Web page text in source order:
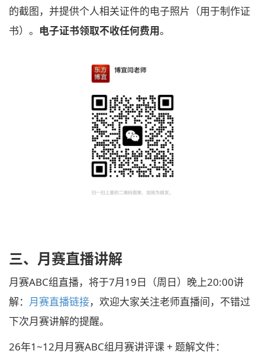
的截图，并提供个人相关证件的电子照片（用于制作证
书）。 电子证书领取不收任何费用。
三、月赛直播讲解
月赛ABC组直播，将于7月19日（周日）晚上20:00讲
解： 月赛直播链接，欢迎大家关注老师直播间，不错过
下次月赛讲解的提醒。
26年1~12月月赛ABC组月赛讲评课 + 题解文件：